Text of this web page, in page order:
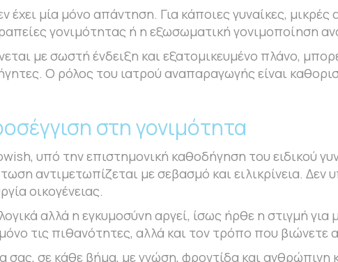
μία μόνο απάντηση. Για κάποιες γυναίκες,
γονιμότητας ή η εξωσωματική γονιμοποίηση
με σωστή ένδειξη και εξατομικευμένο πλάνο,
Ο ρόλος του ιατρού αναπαραγωγής είναι
στη γονιμότητα
υπό την επιστημονική καθοδήγηση του ειδικού
αντιμετωπίζεται με σεβασμό και ειλικρίνεια. Δεν
οικογένειας.
αλλά η εγκυμοσύνη αργεί, ίσως ήρθε η στιγμή
τις πιθανότητες, αλλά και τον τρόπο που βιώνετε
σας, σε κάθε βήμα, με γνώση, φροντίδα και ανθρώπινη